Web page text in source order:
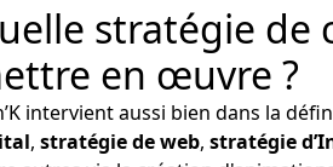
stratégie de
en œuvre ?
intervient aussi bien dans la
, stratégie de web, stratégie